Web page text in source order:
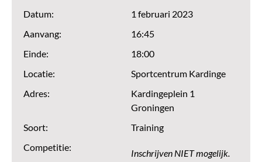
Datum:
1 februari 2023
Aanvang:
16:45
Einde:
18:00
Locatie:
Sportcentrum Kardinge
Adres:
Kardingeplein 1
Groningen
Soort:
Training
Competitie:
Inschrijven NIET mogelijk.